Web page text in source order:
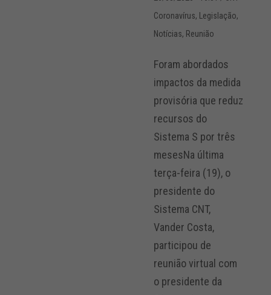
Coronavírus, Legislação,
Notícias, Reunião
Foram abordados
impactos da medida
provisória que reduz
recursos do
Sistema S por três
mesesNa última
terça-feira (19), o
presidente do
Sistema CNT,
Vander Costa,
participou de
reunião virtual com
o presidente da